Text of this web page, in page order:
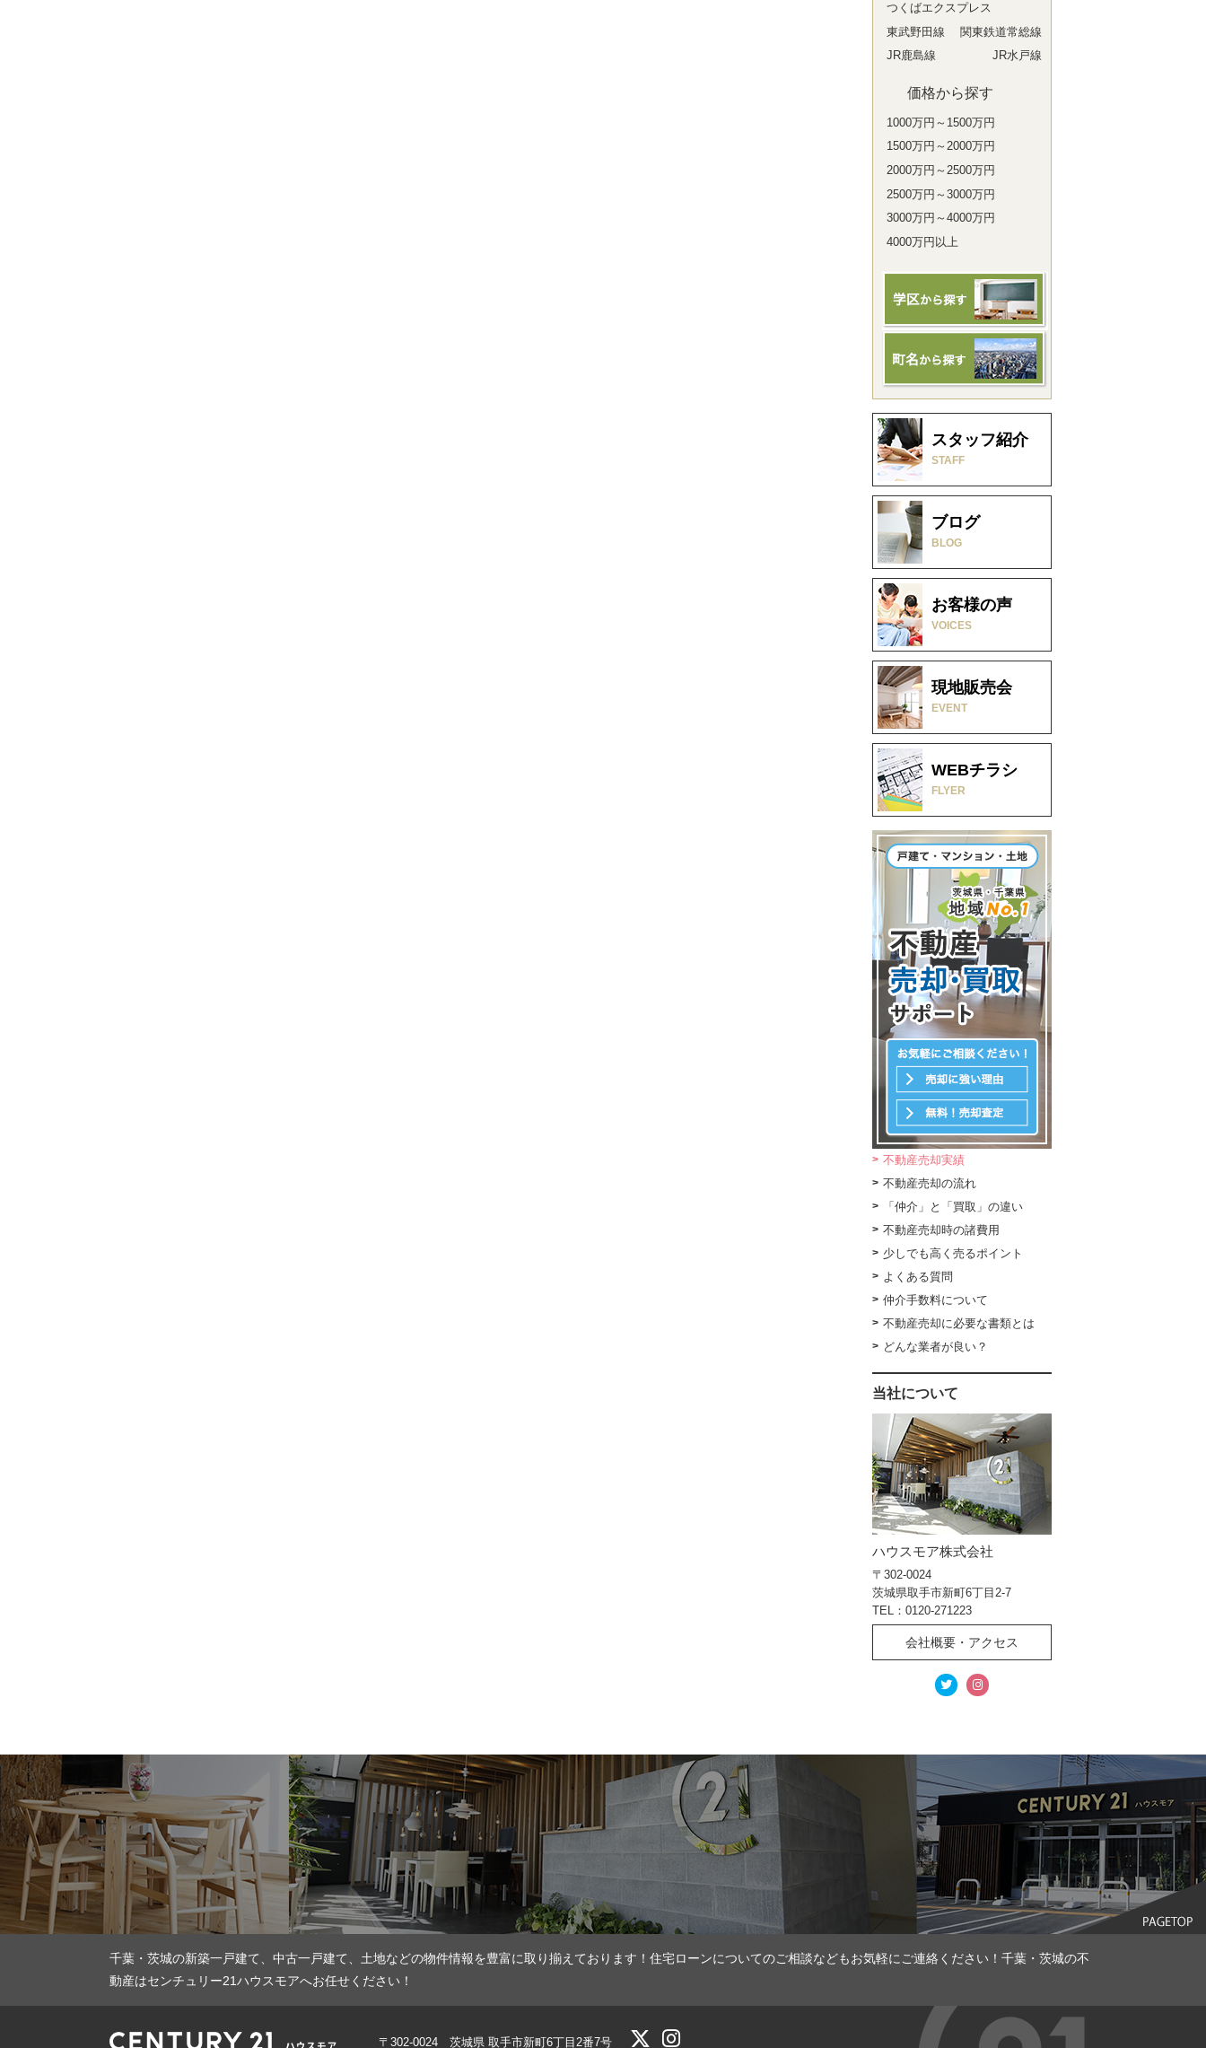
つくばエクスプレス
東武野田線
関東鉄道常総線
JR鹿島線
JR水戸線
価格から探す
1000万円～1500万円
1500万円～2000万円
2000万円～2500万円
2500万円～3000万円
3000万円～4000万円
4000万円以上
スタッフ紹介
STAFF
ブログ
BLOG
お客様の声
VOICES
現地販売会
EVENT
WEBチラシ
FLYER
不動産売却実績
不動産売却の流れ
「仲介」と「買取」の違い
不動産売却時の諸費用
少しでも高く売るポイント
よくある質問
仲介手数料について
不動産売却に必要な書類とは
どんな業者が良い？
当社について
ハウスモア株式会社
〒302-0024
茨城県取手市新町6丁目2-7
TEL：0120-271223
会社概要・アクセス
千葉・茨城の新築一戸建て、中古一戸建て、土地などの物件情報を豊富に取り揃えております！住宅ローンについてのご相談などもお気軽にご連絡ください！千葉・茨城の不
動産はセンチュリー21ハウスモアへお任せください！
〒302-0024 茨城県 取手市新町6丁目2番7号